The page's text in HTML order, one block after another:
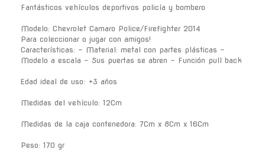
Fantásticos vehículos deportivos policía y bombero
Modelo: Chevrolet Camaro Police/Firefighter 2014
Para coleccionar o jugar con amigos!
Características: - Material: metal con partes plásticas -
Modelo a escala - Sus puertas se abren - Función pull back
Edad ideal de uso: +3 años
Medidas del vehículo: 12Cm
Medidas de la caja contenedora: 7Cm x 8Cm x 16Cm
Peso: 170 gr